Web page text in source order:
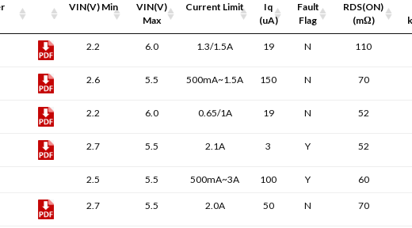
Pdf
Link
VIN(V) Min
VIN(V)
Max
Current Limit
Iq
(uA)
Fault
Flag
RDS(ON)
(mΩ)
2.2 6.0 1.3/1.5A 19 N 110
2.6 5.5 500mA~1.5A 150 N 70
2.2 6.0 0.65/1A 19 N 52
2.7 5.5 2.1A 3 Y 52
2.5 5.5 500mA~3A 100 Y 60
2.7 5.5 2.0A 50 N 70